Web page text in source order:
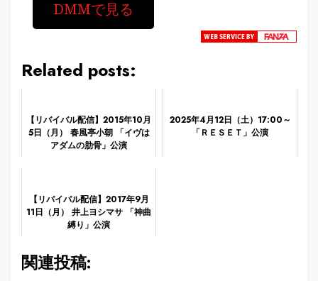
DMMで見る
Related posts:
【リバイバル配信】2015年10月
5日（月） 春風亭小朝 「イヴは
アダムの肋骨」公演
2025年4月12日（土）17:00～
「ＲＥＳＥＴ」公演
【リバイバル配信】2017年9月
11日（月） 井上ヨシマサ 「神曲
縛り」公演
関連投稿: